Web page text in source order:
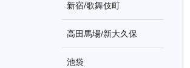
新宿/歌舞伎町
高田馬場/新大久保
池袋